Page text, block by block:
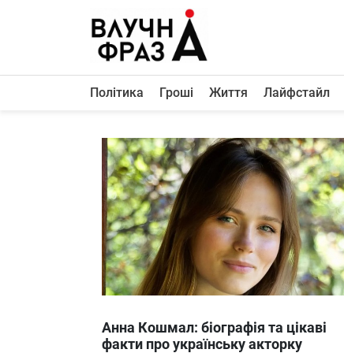
Політика
Життя
Лайфстайл
ТехноНаука
Людина
Корисності
Про нас
Політика Гроші Життя Лайфстайл
Анна Кошмал: біографія та цікаві
факти про українську акторку